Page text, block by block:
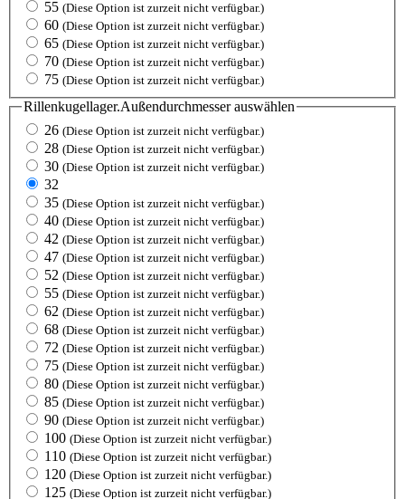
55 (Diese Option ist zurzeit nicht verfügbar.)
60 (Diese Option ist zurzeit nicht verfügbar.)
65 (Diese Option ist zurzeit nicht verfügbar.)
70 (Diese Option ist zurzeit nicht verfügbar.)
75 (Diese Option ist zurzeit nicht verfügbar.)
Rillenkugellager.Außendurchmesserauswählen
26 (Diese Option ist zurzeit nicht verfügbar.)
28 (Diese Option ist zurzeit nicht verfügbar.)
30 (Diese Option ist zurzeit nicht verfügbar.)
32
35 (Diese Option ist zurzeit nicht verfügbar.)
40 (Diese Option ist zurzeit nicht verfügbar.)
42 (Diese Option ist zurzeit nicht verfügbar.)
47 (Diese Option ist zurzeit nicht verfügbar.)
52 (Diese Option ist zurzeit nicht verfügbar.)
55 (Diese Option ist zurzeit nicht verfügbar.)
62 (Diese Option ist zurzeit nicht verfügbar.)
68 (Diese Option ist zurzeit nicht verfügbar.)
72 (Diese Option ist zurzeit nicht verfügbar.)
75 (Diese Option ist zurzeit nicht verfügbar.)
80 (Diese Option ist zurzeit nicht verfügbar.)
85 (Diese Option ist zurzeit nicht verfügbar.)
90 (Diese Option ist zurzeit nicht verfügbar.)
100 (Diese Option ist zurzeit nicht verfügbar.)
110 (Diese Option ist zurzeit nicht verfügbar.)
120 (Diese Option ist zurzeit nicht verfügbar.)
125 (Diese Option ist zurzeit nicht verfügbar.)